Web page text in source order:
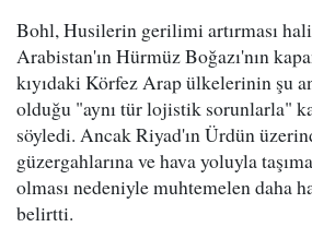
Bohl, Husilerin gerilimi artırması
Arabistan'ın Hürmüz Boğazı'nın
kıyıdaki Körfez Arap ülkelerinin şu
olduğu "aynı tür lojistik sorunlarla"
söyledi. Ancak Riyad'ın Ürdün
güzergahlarına ve hava yoluyla
olması nedeniyle muhtemelen daha
belirtti.